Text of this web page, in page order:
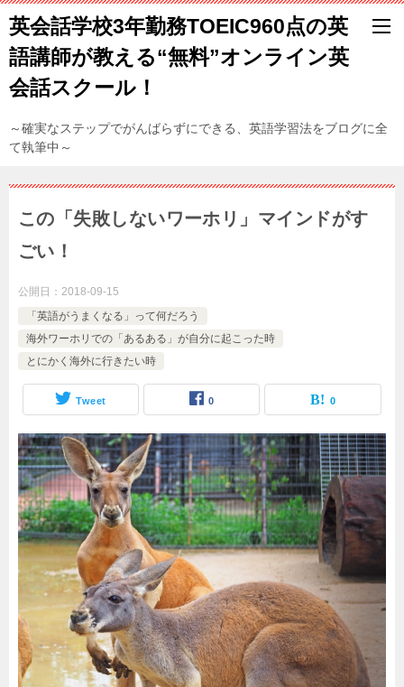
英会話学校3年勤務TOEIC960点の英
語講師が教える“無料”オンライン英
会話スクール！
～確実なステップでがんばらずにできる、英語学習法をブログに全
て執筆中～
この「失敗しないワーホリ」マインドがす
ごい！
公開日： 2018-09-15
「英語がうまくなる」って何だろう
海外ワーホリでの「あるある」が自分に起こった時
とにかく海外に行きたい時
Tweet 0 0